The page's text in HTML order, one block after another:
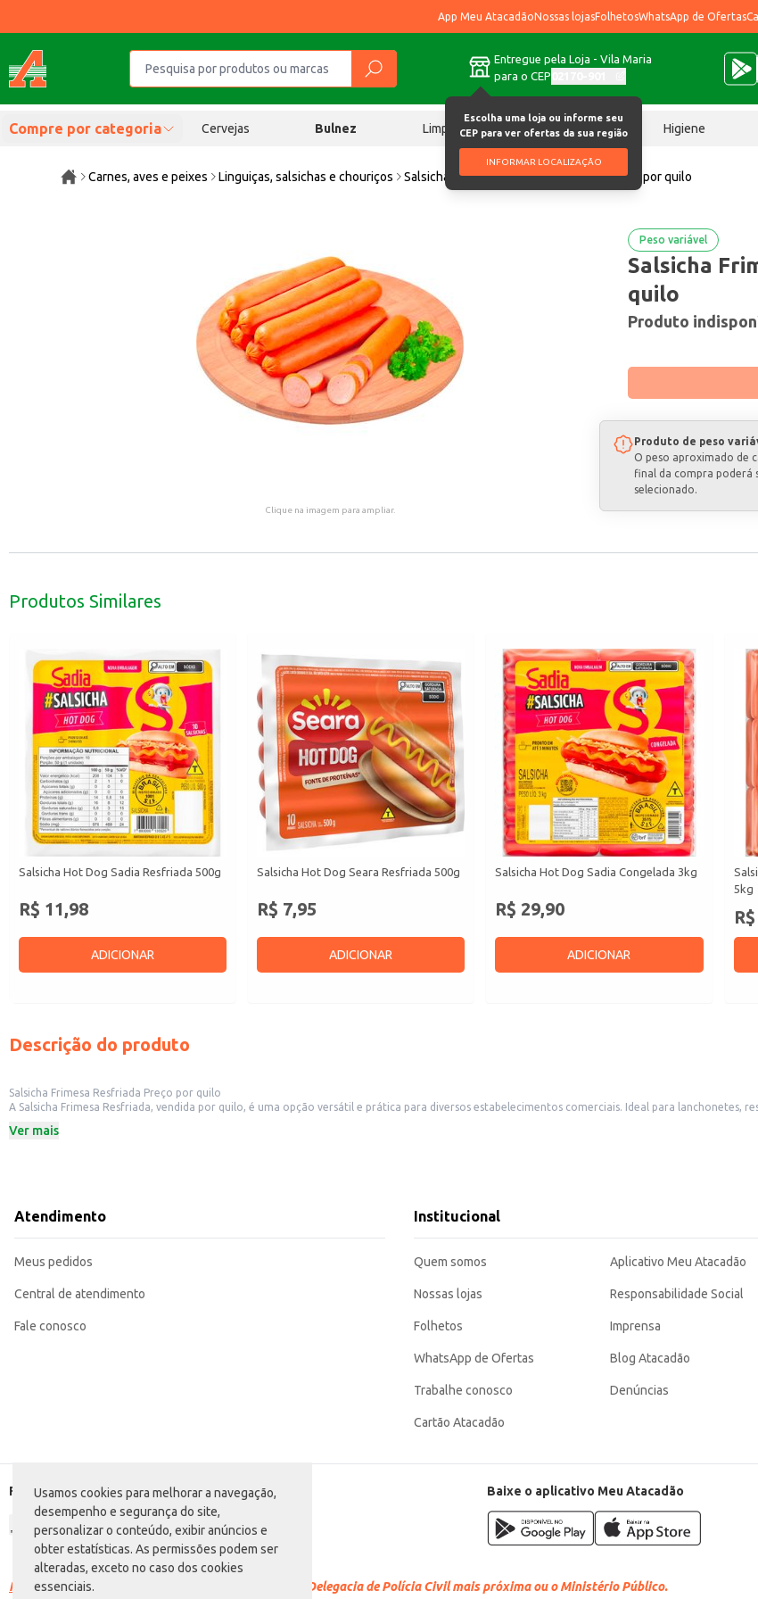
Usamos cookies para melhorar a navegação,
desempenho e segurança do site,
personalizar o conteúdo, exibir anúncios e
obter estatísticas. As permissões podem ser
alteradas, exceto no caso dos cookies
essenciais.
App Meu AtacadãoNossas lojasFolhetosWhatsApp de Ofertas
Entregue pela Loja - Vila Maria
para o CEP
Escolha uma loja ou informe seu
CEP para ver ofertas da sua região
INFORMAR LOCALIZAÇÃO
Compre por categoria Cervejas Bulnez Limpeza Chocolates Higiene
Carnes, aves e peixes Linguiças, salsichas e chouriços Salsicha Salsicha Frimesa Resfriada Preço por quilo
Clique na imagem para ampliar.
Peso variável
Salsicha
quilo
Produto
Produto de peso
O peso aproximado de
final da compra poderá
selecionado.
Produtos Similares
Salsicha Hot Dog Sadia Resfriada 500g
R$ 11,98
ADICIONAR
Salsicha Hot Dog Seara Resfriada 500g
R$ 7,95
ADICIONAR
Salsicha Hot Dog Sadia Congelada 3kg
R$ 29,90
ADICIONAR
5kg
Descrição do produto
Salsicha Frimesa Resfriada Preço por quilo
A Salsicha Frimesa Resfriada, vendida por quilo, é uma opção versátil e prática para diversos estabelecimentos comerciais. Ideal para lanchonetes, restaurantes, bares e outros negócios que utilizam salsicha em seus cardápios, oferece
no mercado.
A Salsicha Frimesa Resfriada oferece um bom custo-benefício para o atacado, permitindo margens de lucro atraentes para os comerciantes. Sua procedência e qualidade garantem um produto confiável e de boa aceitação pelo
público.
Departamento: Carnes, aves e peixes
EAN: 86653
Ver mais
Atendimento
Meus pedidos
Central de atendimento
Fale conosco
Institucional
Quem somos
Nossas lojas
Folhetos
WhatsApp de Ofertas
Trabalhe conosco
Cartão Atacadão
Aplicativo Meu Atacadão
Responsabilidade Social
Imprensa
Blog Atacadão
Denúncias
Formas de pagamento Baixe o aplicativo Meu Atacadão
Racismo é crime. Denuncie. Disque 100 ou procure a Delegacia de Polícia Civil mais próxima ou o Ministério Público.